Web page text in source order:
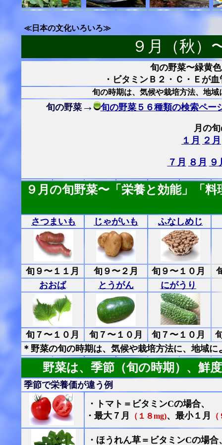
≪日本の文化いろいろ≫
９月（秋）
旬の野菜〜緑黄
・ビタミンＢ２・Ｃ・Ｅが
旬の時期は、気候や栽培方法、地
旬の野菜→ 旬の野菜５６種類の検索ペー
月の
１月 ２月
７月 ８月 ９
９月の旬野菜〜「栄養と効能」「
さつまいも じゃがいも ふなしめじ
旬９〜１１月 旬９〜２月 旬９〜１０月
おおば
とうがん にがうり
旬７〜１０月 旬７〜１０月 旬７〜１０月
＊野菜の旬の時期は、気候や栽培方法に、地域
野菜は、季節（旬の時期）、鮮
季節で栄養価が違う例
・トマト＝ビタミンCの場合、
・最大７月
（１８mg)、最小１月
・ほうれん草＝ビタミンCの場合